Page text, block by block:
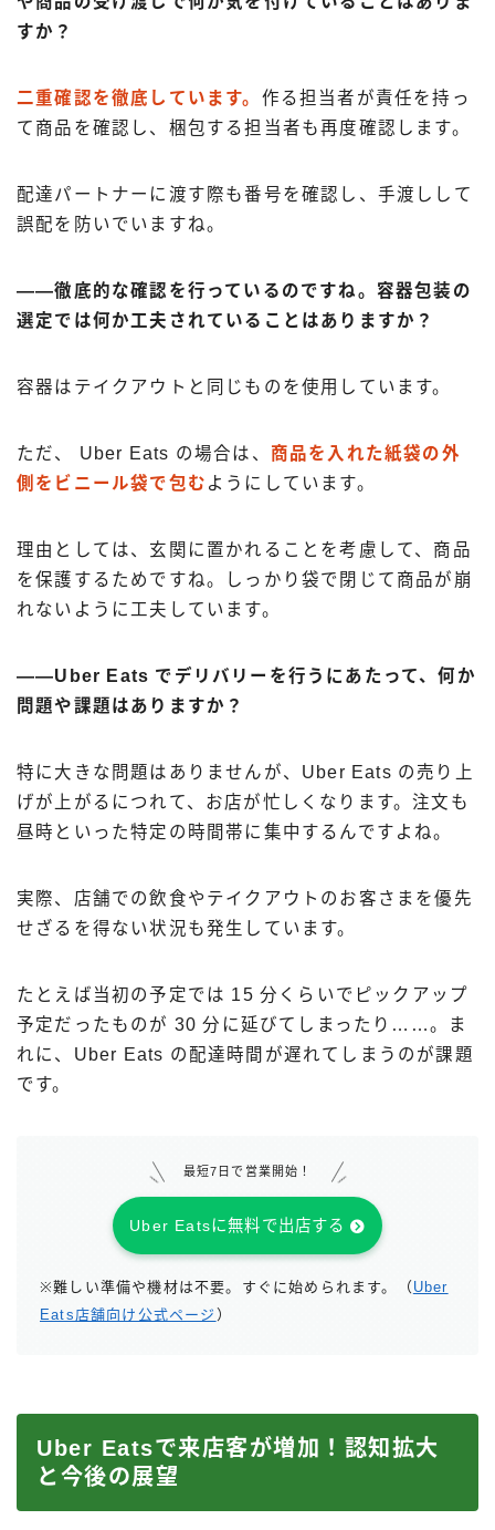
すか？
二重確認を徹底しています。 作る担当者が責任を持っ
て商品を確認し、梱包する担当者も再度確認します。
配達パートナーに渡す際も番号を確認し、手渡しして
誤配を防いでいますね。
――徹底的な確認を行っているのですね。容器包装の
選定では何か工夫されていることはありますか？
容器はテイクアウトと同じものを使用しています。
ただ、 Uber Eats の場合は、 商品を入れた紙袋の外
側をビニール袋で包む ようにしています。
理由としては、玄関に置かれることを考慮して、商品
を保護するためですね。しっかり袋で閉じて商品が崩
れないように工夫しています。
――Uber Eats でデリバリーを行うにあたって、何か
問題や課題はありますか？
特に大きな問題はありませんが、Uber Eats の売り上
げが上がるにつれて、お店が忙しくなります。注文も
昼時といった特定の時間帯に集中するんですよね。
実際、店舗での飲食やテイクアウトのお客さまを優先
せざるを得ない状況も発生しています。
たとえば当初の予定では 15 分くらいでピックアップ
予定だったものが 30 分に延びてしまったり……。ま
れに、Uber Eats の配達時間が遅れてしまうのが課題
です。
最短7日で営業開始！
Uber Eatsに無料で出店する
※難しい準備や機材は不要。すぐに始められます。（ Uber
Eats店舗向け公式ページ ）
Uber Eatsで来店客が増加！認知拡大
と今後の展望